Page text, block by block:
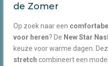
de Zomer
Op zoek naar een
voor heren? De New Star
keuze voor warme dagen.
stretch combineert een